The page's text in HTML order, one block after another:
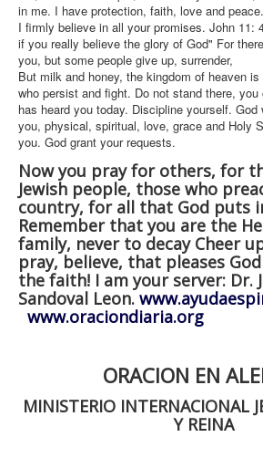
in me. I have protection, faith, love and
I firmly believe in all your promises. John 11:
if you really believe the glory of God" For
you, but some people give up, surrender,
But milk and honey, the kingdom of heaven
who persist and fight. Do not stand there,
has heard you today. Discipline yourself.
you, physical, spiritual, love, grace and Holy
you. God grant your requests.
Now you pray for others, for
Jewish people, those who
country, for all that God puts
Remember that you are the
family, never to decay Cheer
pray, believe, that pleases
the faith! I am your server: Dr.
Sandoval Leon.
www.oraciondiaria.org
ORACION EN
MINISTERIO INTERNACIONAL
Y REINA